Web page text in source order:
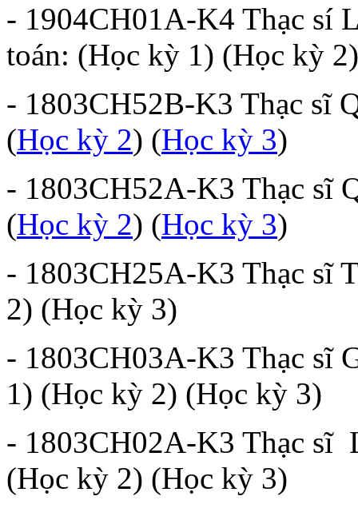
- 1904CH01A-K4 Thạc sí
toán: (Học kỳ 1) (Học kỳ
- 1803CH52B-K3 Thạc sĩ
(Học kỳ 2) (Học kỳ 3)
- 1803CH52A-K3 Thạc sĩ
(Học kỳ 2) (Học kỳ 3)
- 1803CH25A-K3 Thạc sĩ
2) (Học kỳ 3)
- 1803CH03A-K3 Thạc sĩ
1) (Học kỳ 2) (Học kỳ 3)
- 1803CH02A-K3 Thạc sĩ
(Học kỳ 2) (Học kỳ 3)